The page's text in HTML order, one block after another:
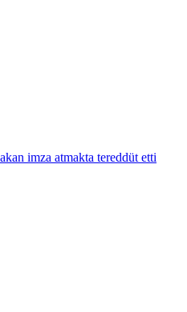
imza atmakta tereddüt etti